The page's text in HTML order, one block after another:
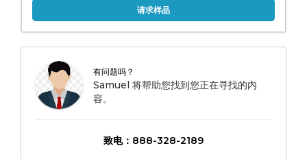
请求样品
有问题吗？
Samuel 将帮助您找到您正在寻找的内
容。
致电：888-328-2189